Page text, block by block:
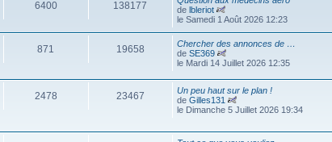
6400 138177
delbleriot
le Samedi 1 Août 2026 12:23
871 19658
Chercher des annonces de …
deSE369
le Mardi 14 Juillet 2026 12:35
2478 23467
Un peu haut sur le plan !
deGilles131
le Dimanche 5 Juillet 2026 19:34